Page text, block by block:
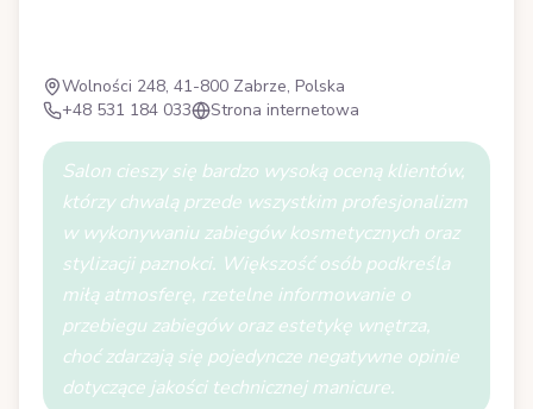
Wolności 248, 41-800 Zabrze, Polska
+48 531 184 033
Strona internetowa
Salon cieszy się bardzo wysoką oceną klientów,
którzy chwalą przede wszystkim profesjonalizm
w wykonywaniu zabiegów kosmetycznych oraz
stylizacji paznokci. Większość osób podkreśla
miłą atmosferę, rzetelne informowanie o
przebiegu zabiegów oraz estetykę wnętrza,
choć zdarzają się pojedyncze negatywne opinie
dotyczące jakości technicznej manicure.